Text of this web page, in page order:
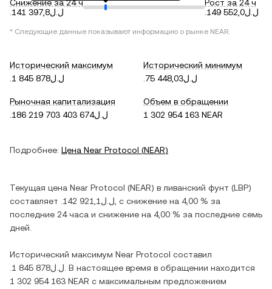
Снижение за 24 ч
.ل.ل141 397,8
Рост за 24 ч
.ل.ل149 552,0
* Следующие данные показывают информацию о рынке NEAR.
Исторический максимум
.ل.ل1 845 878
Исторический минимум
.ل.ل75 448,03
Рыночная капитализация
.ل.ل186 219 703 403 674
Объем в обращении
1 302 954 163 NEAR
Подробнее: Цена Near Protocol (NEAR)
Текущая цена Near Protocol (NEAR) в ливанский фунт (LBP)
составляет
.ل.ل142 921,1 , c снижение на 4,00 % за
последние 24 часа и снижение на 4,00 % за последние семь
дней.
Исторический максимум Near Protocol составил
.ل.ل1 845 878 . В настоящее время в обращении находится
1 302 954 163 NEAR с максимальным предложением